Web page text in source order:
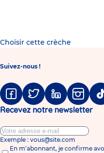
Choisir cette crèche
Suivez-nous !
FacebookTwitter LinkedinInstagramTiktok
Recevez notre newsletter
Exemple : vous@site.com
En m'abonnant, je confirme